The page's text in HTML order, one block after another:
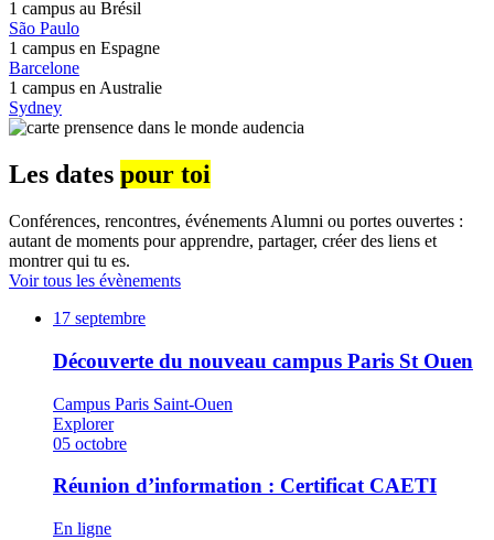
1 campus au Brésil
São Paulo
1 campus en Espagne
Barcelone
1 campus enAustralie
Sydney
Les dates pour toi
Conférences, rencontres, événements Alumni ou portes ouvertes :
autant de moments pour apprendre, partager, créer des liens et
montrer qui tu es.
Voir tous les évènements
17 septembre
Découverte du nouveau campus Paris St Ouen
Campus Paris Saint-Ouen
Explorer
05 octobre
Réunion d’information : Certificat CAETI
En ligne